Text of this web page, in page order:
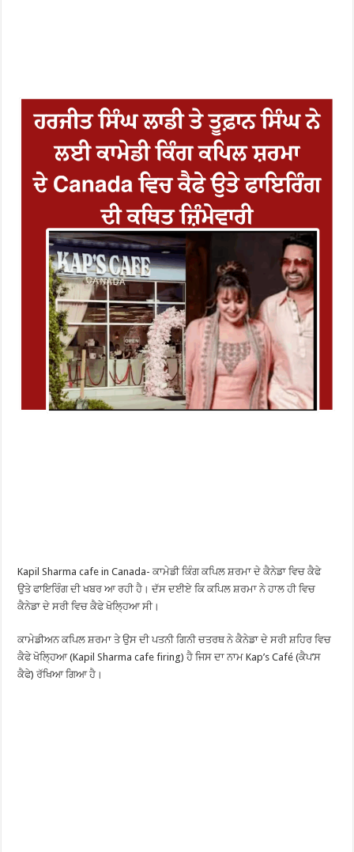
Kapil Sharma cafe in Canada- ਕਾਮੇਡੀ ਕਿੰਗ ਕਪਿਲ ਸ਼ਰਮਾ ਦੇ ਕੈਨੇਡਾ ਵਿਚ ਕੈਫੇ
ਉਤੇ ਫਾਇਰਿੰਗ ਦੀ ਖਬਰ ਆ ਰਹੀ ਹੈ। ਦੱਸ ਦਈਏ ਕਿ ਕਪਿਲ ਸ਼ਰਮਾ ਨੇ ਹਾਲ ਹੀ ਵਿਚ
ਕੈਨੇਡਾ ਦੇ ਸਰੀ ਵਿਚ ਕੈਫੇ ਖੋਲ੍ਹਿਆ ਸੀ।
ਕਾਮੇਡੀਅਨ ਕਪਿਲ ਸ਼ਰਮਾ ਤੇ ਉਸ ਦੀ ਪਤਨੀ ਗਿਨੀ ਚਤਰਥ ਨੇ ਕੈਨੇਡਾ ਦੇ ਸਰੀ ਸ਼ਹਿਰ ਵਿਚ
ਕੈਫੇ ਖੋਲ੍ਹਿਆ (Kapil Sharma cafe firing) ਹੈ ਜਿਸ ਦਾ ਨਾਮ Kap’s Café (ਕੈਪ’ਸ
ਕੈਫੇ) ਰੱਖਿਆ ਗਿਆ ਹੈ।